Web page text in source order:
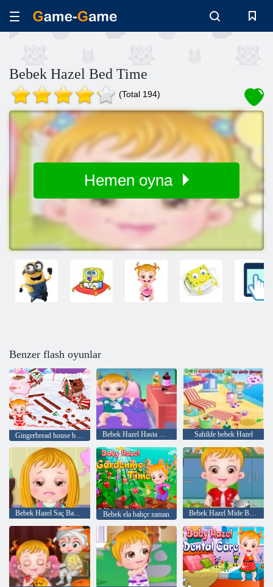
Bebek Hazel Bed Time
(Total 194)
Hemen oyna
Benzer flash oyunlar
Gingerbread house bebek Hazel Bebek Hazel Hasta Goes Sahilde bebek Hazel
Bebek Hazel Saç Bakımı Bebek ela bahçe zaman Bebek Hazel Mide Bakımı